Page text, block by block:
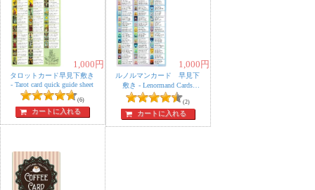
タロットカード早見下敷き
‐ Tarot card quick guide sheet
1,000 円
(6)
カートに入れる
ルノルマンカード 早見下
敷き - Lenormand Cards
Quick Reference Sheet
1,000 円
(2)
カートに入れる